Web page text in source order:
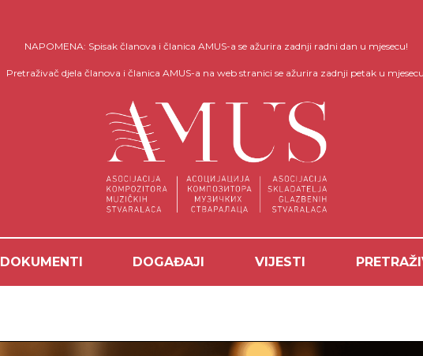
NAPOMENA: Spisak članova i članica AMUS-a se ažurira zadnji radni dan u mjesecu!
Pretraživač djela članova i članica AMUS-a na web stranici se ažurira zadnji petak u
DOKUMENTI DOGAĐAJI VIJESTI